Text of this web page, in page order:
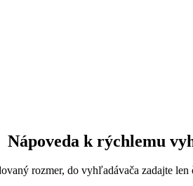
Nápoveda k rýchlemu
rozmer, do vyhľadávača zadajte